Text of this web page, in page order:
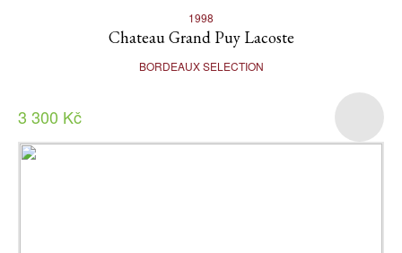
1998
Chateau Grand Puy Lacoste
BORDEAUX SELECTION
3 300 Kč